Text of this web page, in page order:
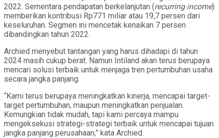
2022. Sementara pendapatan berkelanjutan (recurring income)
memberikan kontribusi Rp771 miliar atau 19,7 persen dari
keseluruhan. Segmen ini mencetak kenaikan 7 persen
dibandingkan tahun 2022.
Archied menyebut tantangan yang harus dihadapi di tahun
2024 masih cukup berat. Namun Intiland akan terus berupaya
mencari solusi terbaik untuk menjaga tren pertumbuhan usaha
secara jangka panjang.
“Kami terus berupaya meningkatkan kinerja, mencapai target-
target pertumbuhan, maupun meningkatkan penjualan.
Kemungkian tidak mudah, tapi kami percaya mampu
mengeksekusi strategi-strategi terbaik untuk mencapai tujuan
jangka panjang perusahaan,” kata Archied.